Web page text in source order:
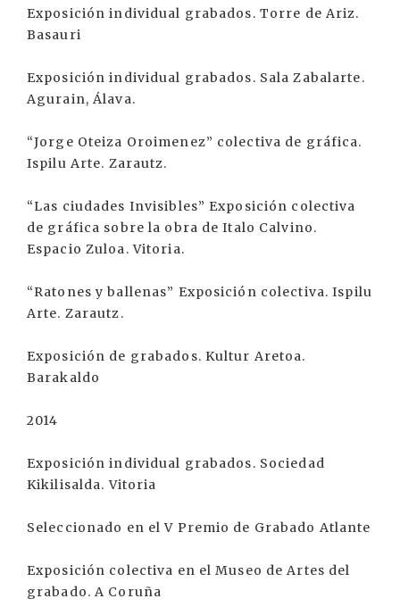
Exposición individual grabados. Torre de Ariz.
Basauri
Exposición individual grabados. Sala Zabalarte.
Agurain, Álava.
“Jorge Oteiza Oroimenez” colectiva de gráfica.
Ispilu Arte. Zarautz.
“Las ciudades Invisibles” Exposición colectiva
de gráfica sobre la obra de Italo Calvino.
Espacio Zuloa. Vitoria.
“Ratones y ballenas” Exposición colectiva. Ispilu
Arte. Zarautz.
Exposición de grabados. Kultur Aretoa.
Barakaldo
2014
Exposición individual grabados. Sociedad
Kikilisalda. Vitoria
Seleccionado en el V Premio de Grabado Atlante
Exposición colectiva en el Museo de Artes del
grabado. A Coruña